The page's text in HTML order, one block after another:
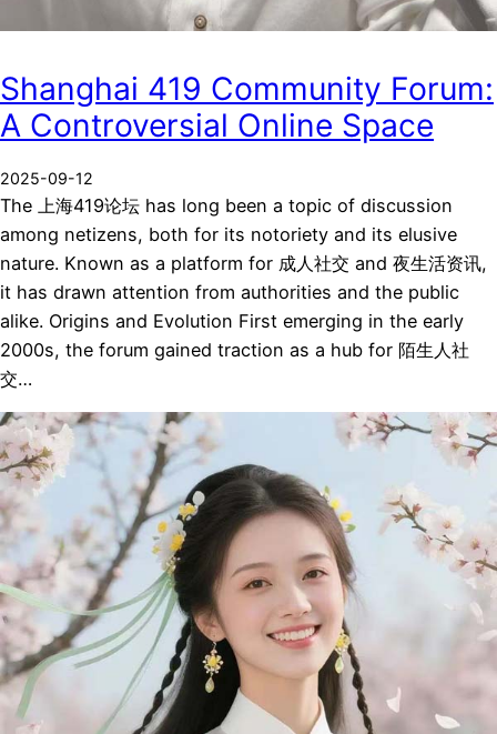
Shanghai 419 Community Forum:
A Controversial Online Space
2025-09-12
The 上海419论坛 has long been a topic of discussion
among netizens, both for its notoriety and its elusive
nature. Known as a platform for 成人社交 and 夜生活资讯,
it has drawn attention from authorities and the public
alike. Origins and Evolution First emerging in the early
2000s, the forum gained traction as a hub for 陌生人社
交…